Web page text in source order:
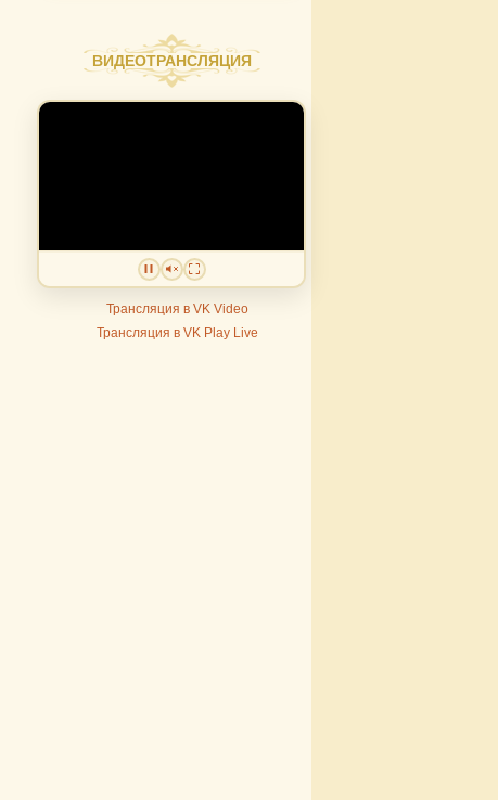
ВИДЕОТРАНСЛЯЦИЯ
Трансляция в VK Video
Трансляция в VK Play Live